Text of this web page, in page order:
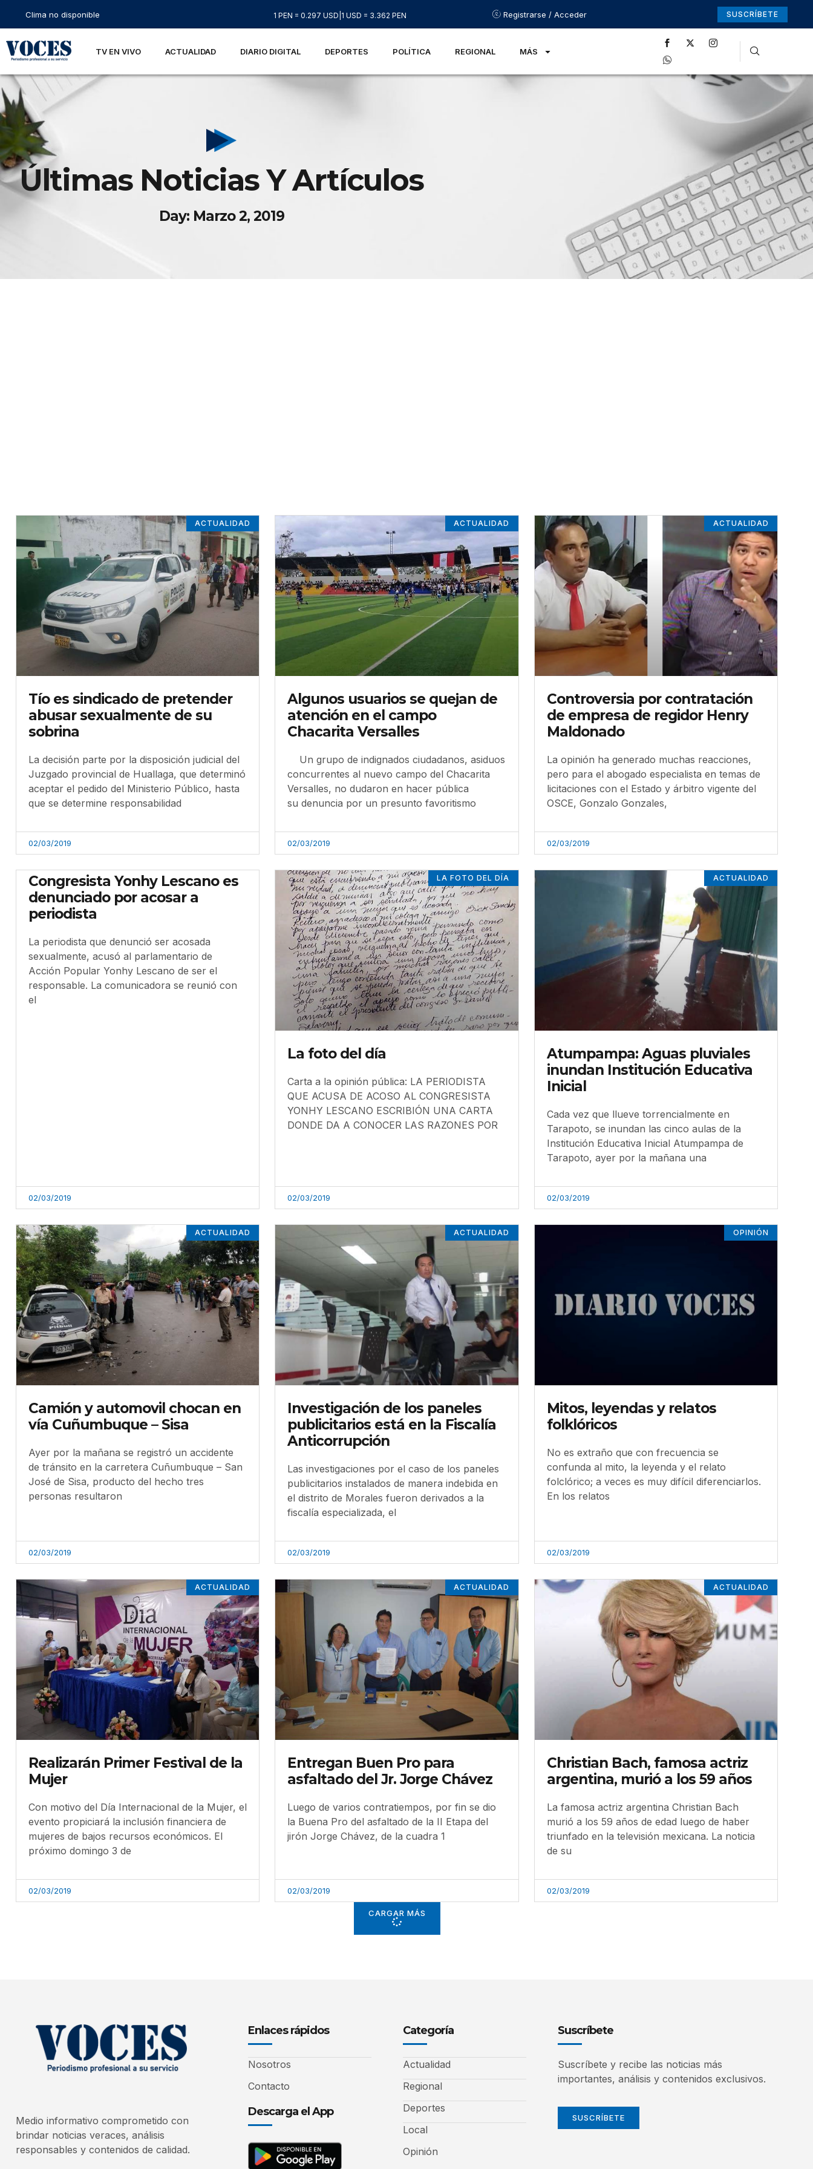
Clima no disponible 1 PEN = 0.297 USD 1 USD = 3.362 PEN Registrarse / Acceder SUSCRÍBETE
TV EN VIVO ACTUALIDAD DIARIO DIGITAL DEPORTES POLÍTICA REGIONAL MÁS
Últimas Noticias Y Artículos
Day: Marzo 2, 2019
ACTUALIDAD
Tío es sindicado de pretender
abusar sexualmente de su
sobrina
La decisión parte por la disposición judicial del
Juzgado provincial de Huallaga, que determinó
aceptar el pedido del Ministerio Público, hasta
que se determine responsabilidad
02/03/2019
ACTUALIDAD
Algunos usuarios se quejan de
atención en el campo
Chacarita Versalles
Un grupo de indignados ciudadanos, asiduos
concurrentes al nuevo campo del Chacarita
Versalles, no dudaron en hacer pública
su denuncia por un presunto favoritismo
02/03/2019
ACTUALIDAD
Controversia por contratación
de empresa de regidor Henry
Maldonado
La opinión ha generado muchas reacciones,
pero para el abogado especialista en temas de
licitaciones con el Estado y árbitro vigente del
OSCE, Gonzalo Gonzales,
02/03/2019
Congresista Yonhy Lescano es
denunciado por acosar a
periodista
La periodista que denunció ser acosada
sexualmente, acusó al parlamentario de
Acción Popular Yonhy Lescano de ser el
responsable. La comunicadora se reunió con
el
02/03/2019
LA FOTO DEL DÍA
La foto del día
Carta a la opinión pública: LA PERIODISTA
QUE ACUSA DE ACOSO AL CONGRESISTA
YONHY LESCANO ESCRIBIÓN UNA CARTA
DONDE DA A CONOCER LAS RAZONES POR
02/03/2019
ACTUALIDAD
Atumpampa: Aguas pluviales
inundan Institución Educativa
Inicial
Cada vez que llueve torrencialmente en
Tarapoto, se inundan las cinco aulas de la
Institución Educativa Inicial Atumpampa de
Tarapoto, ayer por la mañana una
02/03/2019
ACTUALIDAD
Camión y automovil chocan en
vía Cuñumbuque – Sisa
Ayer por la mañana se registró un accidente
de tránsito en la carretera Cuñumbuque – San
José de Sisa, producto del hecho tres
personas resultaron
02/03/2019
ACTUALIDAD
Investigación de los paneles
publicitarios está en la Fiscalía
Anticorrupción
Las investigaciones por el caso de los paneles
publicitarios instalados de manera indebida en
el distrito de Morales fueron derivados a la
fiscalía especializada, el
02/03/2019
OPINIÓN
Mitos, leyendas y relatos
folklóricos
No es extraño que con frecuencia se
confunda al mito, la leyenda y el relato
folclórico; a veces es muy difícil diferenciarlos.
En los relatos
02/03/2019
ACTUALIDAD
Realizarán Primer Festival de la
Mujer
Con motivo del Día Internacional de la Mujer, el
evento propiciará la inclusión financiera de
mujeres de bajos recursos económicos. El
próximo domingo 3 de
02/03/2019
ACTUALIDAD
Entregan Buen Pro para
asfaltado del Jr. Jorge Chávez
Luego de varios contratiempos, por fin se dio
la Buena Pro del asfaltado de la II Etapa del
jirón Jorge Chávez, de la cuadra 1
02/03/2019
ACTUALIDAD
Christian Bach, famosa actriz
argentina, murió a los 59 años
La famosa actriz argentina Christian Bach
murió a los 59 años de edad luego de haber
triunfado en la televisión mexicana. La noticia
de su
02/03/2019
CARGAR MÁS
Medio informativo comprometido con
brindar noticias veraces, análisis
responsables y contenidos de calidad.
Enlaces rápidos
Nosotros
Contacto
Descarga el App
Categoría
Actualidad
Regional
Deportes
Local
Opinión
Suscríbete
Suscríbete y recibe las noticias más
importantes, análisis y contenidos exclusivos.
SUSCRÍBETE